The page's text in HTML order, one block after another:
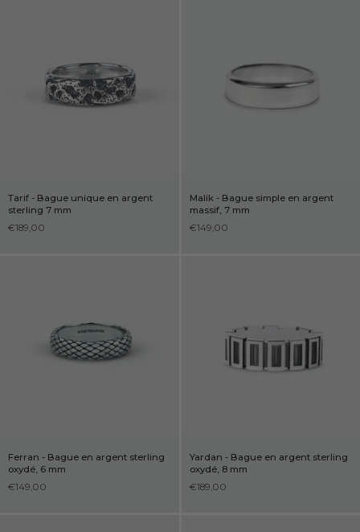
Tarif - Bague unique en argent
sterling 7 mm
€189,00
Malik - Bague simple en argent
massif, 7 mm
€149,00
Ferran - Bague en argent sterling
oxydé, 6 mm
€149,00
Yardan - Bague en argent sterling
oxydé, 8 mm
€189,00